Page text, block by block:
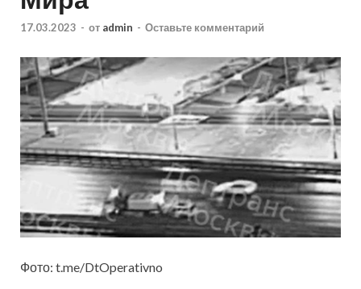
17.03.2023 - от admin - Оставьте комментарий
Фото: t.me/DtOperativno